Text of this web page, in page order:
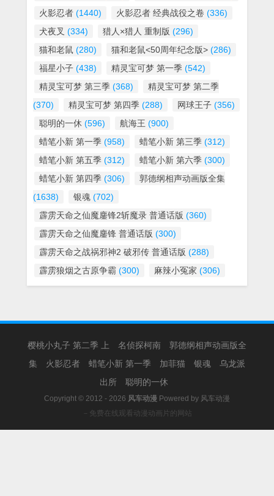
火影忍者 (1440) 火影忍者 经典战役之卷 (336)
犬夜叉 (334) 猎人×猎人 重制版 (296)
猫和老鼠 (280) 猫和老鼠<50周年纪念版> (286)
福星小子 (438) 精灵宝可梦 第一季 (542)
精灵宝可梦 第三季 (368)
精灵宝可梦 第二季
(370)
精灵宝可梦 第四季 (288) 网球王子 (356)
聪明的一休 (596) 航海王 (900)
蜡笔小新 第一季 (958) 蜡笔小新 第三季 (312)
蜡笔小新 第五季 (312) 蜡笔小新 第六季 (300)
蜡笔小新 第四季 (306)
郭德纲相声动画版全集
(1638)
银魂 (702)
霹雳天命之仙魔鏖锋2斩魔录 普通话版 (360)
霹雳天命之仙魔鏖锋 普通话版 (300)
霹雳天命之战祸邪神2 破邪传 普通话版 (288)
霹雳狼烟之古原争霸 (300) 麻辣小冤家 (306)
樱桃小丸子 第二季 上 名侦探柯南
郭德纲相声动画版全
集
火影忍者 蜡笔小新 第一季 加菲猫 银魂
乌龙派
出所
聪明的一休
Copyright © 2012 - 2026 风车动漫 Powered by 风车动漫
－免费在线观看动漫动画片的网站